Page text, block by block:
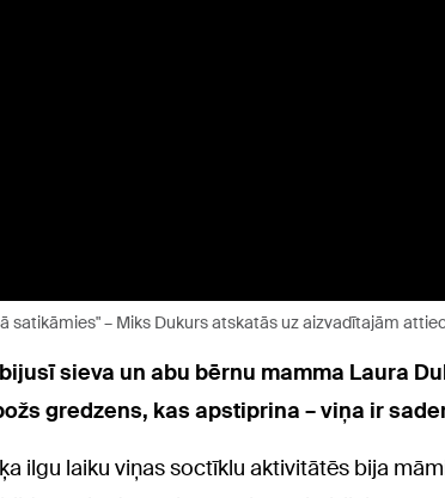
satikāmies" – Miks Dukurs atskatās uz aizvadītajām
sieva un abu bērnu mamma Laura
gredzens, kas apstiprina – viņa ir
ilgu laiku viņas soctīklu aktivitātēs bija